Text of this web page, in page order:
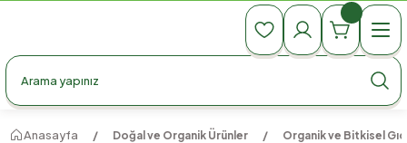
990 TL Üzeri Ücretsiz Kargo
990 TL Üzeri Ücretsiz Kargo
Anasayfa Doğal ve Organik Ürünler Organik ve Bitkisel